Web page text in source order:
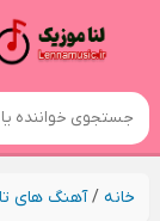
خانه/آهنگ های